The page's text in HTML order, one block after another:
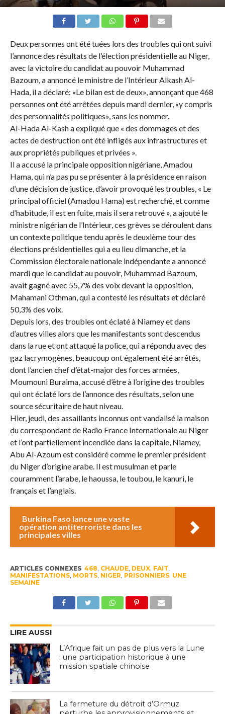
Deux personnes ont été tuées lors des troubles qui ont suivi
l’annonce des résultats de l’élection présidentielle au Niger,
avec la victoire du candidat au pouvoir Muhammad
Bazoum, a annoncé le ministre de l’Intérieur Alkash Al-
Hada, il a déclaré: «Le bilan est de deux», annonçant que 468
personnes ont été arrêtées depuis mardi dernier, «y compris
des personnalités politiques», sans les nommer.
Al-Hada Al-Kash a expliqué que « des dommages et des
actes de destruction ont été infligés aux infrastructures et
aux propriétés publiques et privées ».
Il a accusé la principale opposition nigériane, Amadou
Hama, qui n’a pas pu se présenter à la présidence en raison
d’une décision de justice, d’avoir provoqué les troubles, « Le
principal officiel (Amadou Hama) est recherché, et comme
d’habitude, il est en fuite, mais il sera retrouvé », a ajouté le
ministre nigérian de l’Intérieur, ces grèves se déroulent dans
un contexte politique tendu après le deuxième tour des
élections présidentielles qui a eu lieu dimanche, et la
Commission électorale nationale indépendante a annoncé
mardi que le candidat au pouvoir, Muhammad Bazoum,
avait gagné avec 55,7% des voix devant la opposition,
Mahamani Othman, qui a contesté les résultats et déclaré
50,3% des voix.
Depuis lors, des troubles ont éclaté à Niamey et dans
d’autres villes alors que les manifestants sont descendus
dans la rue et ont attaqué la police, qui a répondu avec des
gaz lacrymogènes, beaucoup ont également été arrêtés,
dont l’ancien chef d’état-major des forces armées,
Moumouni Buraima, accusé d’être à l’origine des troubles
qui ont éclaté lors de l’annonce des résultats, selon une
source sécuritaire de haut niveau.
Hier, jeudi, des assaillants inconnus ont vandalisé la maison
du correspondant de Radio France Internationale au Niger
et l’ont partiellement incendiée dans la capitale, Niamey,
Abu Al-Azoum est considéré comme le premier président
du Niger d’origine arabe. Il est musulman et parle
couramment l’arabe, le haoussa, le toubou, le kanuri, le
français et l’anglais.
Burkina Faso lance une vaste
opération antiterroriste dans les
principales villes
ARTICLES CONNEXES 468, CHAUDE, DEUX, FAIT,
MANIFESTATIONS, MORTS, NIGER, PRISONNIERS, UNE
SEMAINE
LIRE AUSSI
L’Afrique fait un pas de plus vers la Lune
: une participation historique à une
mission spatiale chinoise
La fermeture du détroit d’Ormuz